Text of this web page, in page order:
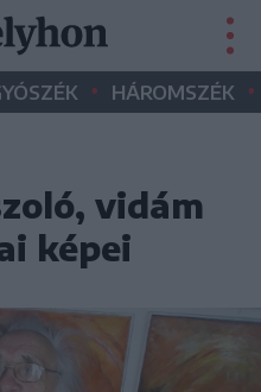
• HÁROMSZÉK •
vidám
képei